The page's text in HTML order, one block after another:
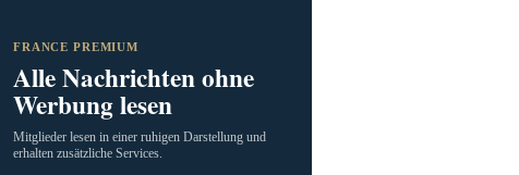
FRANCE PREMIUM
Alle Nachrichten ohne
Werbung lesen
Mitglieder lesen in einer ruhigen Darstellung und
erhalten zusätzliche Services.